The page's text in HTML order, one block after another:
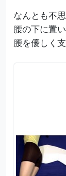
なんとも不
腰の下に置
腰を優しく